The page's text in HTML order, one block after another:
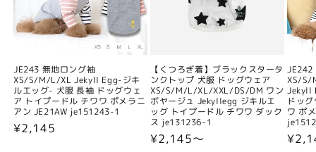
JE243 無地ロング袖
XS/S/M/L/XL Jekyll Egg-ジキ
ルエッグ- 犬服 長袖 ドッグウェ
ア トイプードル チワワ ポメラニ
アン JE21AW je151243-1
通
¥2,145
【くつろぎ着】ブラックスタータ
ンクトップ 犬服 ドッグウェア
XS/S/M/L/XL/XXL/DS/DM ワン
ボヤージュ Jekyllegg ジキルエ
ッグ トイプードル チワワ ダック
ス je131236-1
通
¥2,145〜
JE242
XS/S/
Jekyll
ドッ
ワ ポ
通